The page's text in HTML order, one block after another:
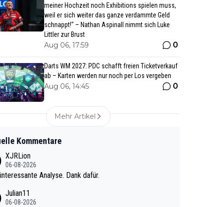
meiner Hochzeit noch Exhibitions spielen muss,
weil er sich weiter das ganze verdammte Geld
schnappt!" – Nathan Aspinall nimmt sich Luke
Littler zur Brust
Aug 06, 17:59 0
Darts WM 2027: PDC schafft freien Ticketverkauf
ab – Karten werden nur noch per Los vergeben
Aug 06, 14:45 0
Mehr Artikel
Kommentare
XJRLion
06-08-2026
Analyse. Dank dafür.
Julian11
06-08-2026